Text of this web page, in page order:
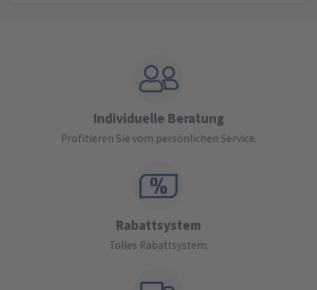
Individuelle Beratung
Profitieren Sie vom persönlichen Service.
Rabattsystem
Tolles Rabattsystem.